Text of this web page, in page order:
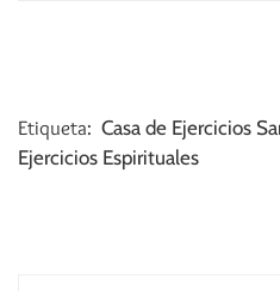
Etiqueta: Casa de Ejercicios
Ejercicios Espirituales